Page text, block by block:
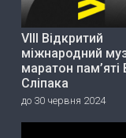
VIII Відкритий
міжнародний
маратон пам’яті
Сліпака
до 30 червня 2024